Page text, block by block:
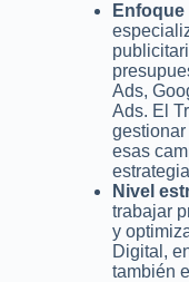
Ads,
Ads. El
esas
Nivel
trabajar
y
Digital,
también